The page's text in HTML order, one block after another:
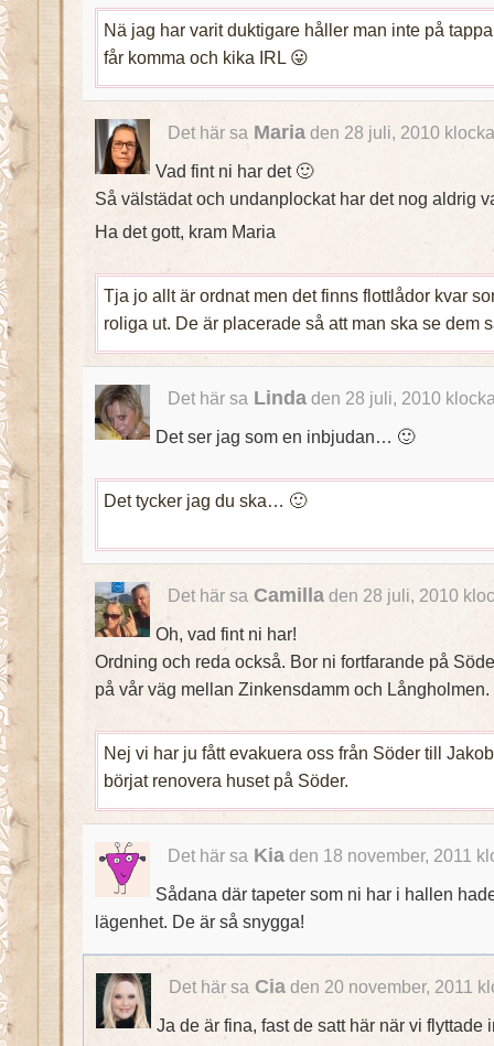
Nä jag har varit duktigare håller man inte på
får komma och kika IRL 😛
Det här sa Mariaden 28 juli, 2010
Vad fint ni har det 🙂
Så välstädat och undanplockat har det nog aldrig
Ha det gott, kram Maria
Tja jo allt är ordnat men det finns flottlådor kvar
roliga ut. De är placerade så att man ska se dem
Det här sa Lindaden 28 juli, 2010
Det ser jag som en inbjudan… 🙂
Det tycker jag du ska… 🙂
Det här sa Camilladen 28 juli, 2010
Oh, vad fint ni har!
Ordning och reda också. Bor ni fortfarande på
på vår väg mellan Zinkensdamm och Långholmen.
Nej vi har ju fått evakuera oss från Söder till
börjat renovera huset på Söder.
Det här sa Kiaden 18 november, 2011
Sådana där tapeter som ni har i hallen
lägenhet. De är så snygga!
Det här saCiaden 20 november, 2011
Ja de är fina, fast de satt här när vi flyttade